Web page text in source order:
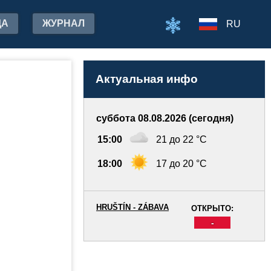
ЖУРНАЛ RU
Актуальная инфо
суббота 08.08.2026 (сегодня)
15:00 21 до 22 °C
18:00 17 до 20 °C
ОТКРЫТО:
-
HRUŠTÍN - ZÁBAVA